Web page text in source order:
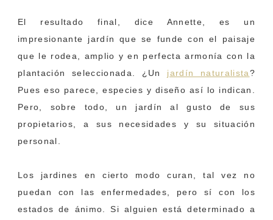
El resultado final, dice Annette, es un
impresionante jardín que se funde con el paisaje
que le rodea, amplio y en perfecta armonía con la
plantación seleccionada. ¿Un jardín naturalista?
Pues eso parece, especies y diseño así lo indican.
Pero, sobre todo, un jardín al gusto de sus
propietarios, a sus necesidades y su situación
personal.
Los jardines en cierto modo curan, tal vez no
puedan con las enfermedades, pero sí con los
estados de ánimo. Si alguien está determinado a